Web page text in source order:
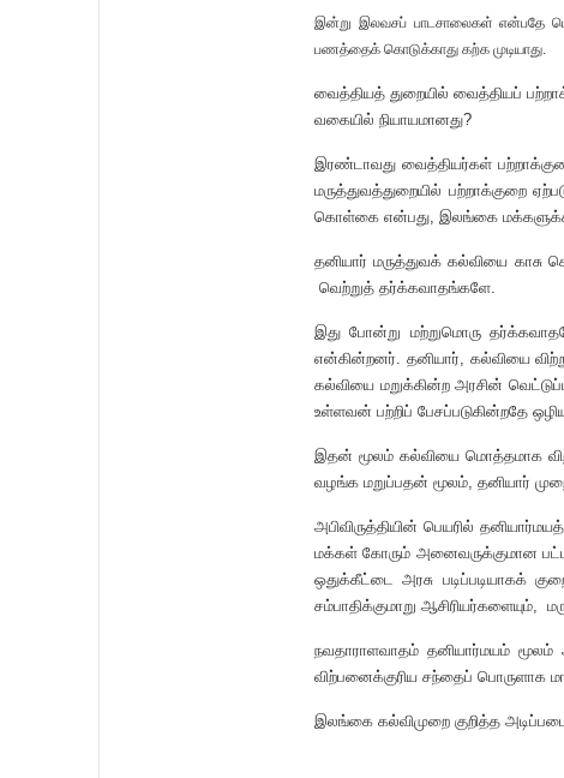
இன்று இலவசப் பாடசாலைகள் என்பதே
பணத்தைக் கொடுக்காது கற்க முடியாது.
வைத்தியத் துறையில் வைத்தியப்
வகையில் நியாயமானது?
இரண்டாவது வைத்தியர்கள்
மருத்துவத்துறையில் பற்றாக்குறை
கொள்கை என்பது, இலங்கை
தனியார் மருத்துவக் கல்வியை காசு
வெற்றுத் தர்க்கவாதங்களே.
இது போன்று மற்றுமொரு
என்கின்றனர். தனியார், கல்வியை
கல்வியை மறுக்கின்ற அரசின்
உள்ளவன் பற்றிப் பேசப்படுகின்றதே
இதன் மூலம் கல்வியை மொத்தமாக
வழங்க மறுப்பதன் மூலம், தனியார்
அபிவிருத்தியின் பெயரில்
மக்கள் கோரும் அனைவருக்குமான
ஒதுக்கீட்டை அரசு படிப்படியாகக்
சம்பாதிக்குமாறு ஆசிரியர்களையும்,
நவதாராளவாதம் தனியார்மயம் மூலம்
விற்பனைக்குரிய சந்தைப் பொருளாக
இலங்கை கல்விமுறை குறித்த